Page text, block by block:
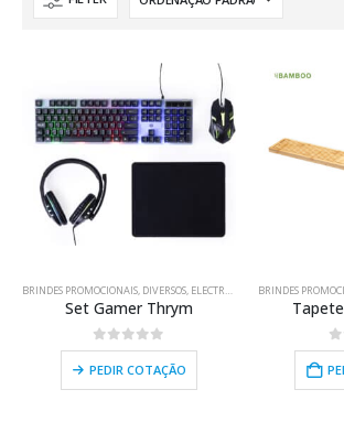
BRINDES PROMOCIONAIS, DIVERSOS, ELECTRÓNICA/USB ,
Set Gamer Thrym
0out of 5
PEDIR COTAÇÃO
BRINDES
0